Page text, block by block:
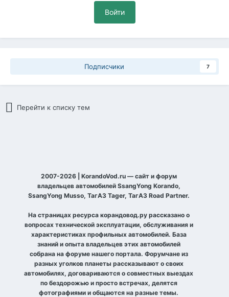
Войти
Подписчики 7
Перейти к списку тем
2007-2026 | KorandoVod.ru — сайт и форум
владельцев автомобилей SsangYong Korando,
SsangYong Musso, ТагАЗ Tager, ТагАЗ Road Partner.
На страницах ресурса корандовод.ру рассказано о
вопросах технической эксплуатации, обслуживания и
характеристиках профильных автомобилей. База
знаний и опыта владельцев этих автомобилей
собрана на форуме нашего портала. Форумчане из
разных уголков планеты рассказывают о своих
автомобилях, договариваются о совместных выездах
по бездорожью и просто встречах, делятся
фотографиями и общаются на разные темы.